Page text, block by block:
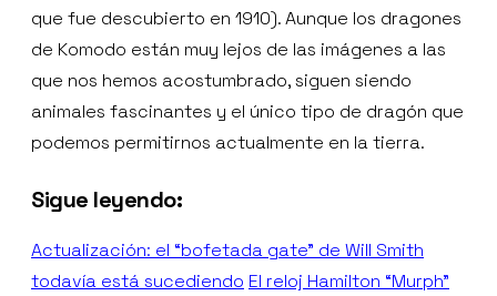
que fue descubierto en 1910). Aunque los dragones
de Komodo están muy lejos de las imágenes a las
que nos hemos acostumbrado, siguen siendo
animales fascinantes y el único tipo de dragón que
podemos permitirnos actualmente en la tierra.
Sigue leyendo:
Actualización: el “bofetada gate” de Will Smith
todavía está sucediendo El reloj Hamilton “Murph”